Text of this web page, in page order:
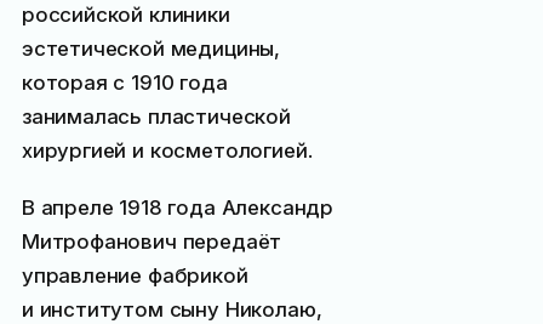
российской клиники
эстетической медицины,
которая с 1910 года
занималась пластической
хирургией и косметологией.
В апреле 1918 года Александр
Митрофанович передаёт
управление фабрикой
и институтом сыну Николаю,